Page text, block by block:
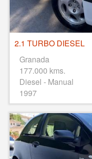
2.1 TURBO DIESEL
Granada
177.000 kms.
Diesel - Manual
1997